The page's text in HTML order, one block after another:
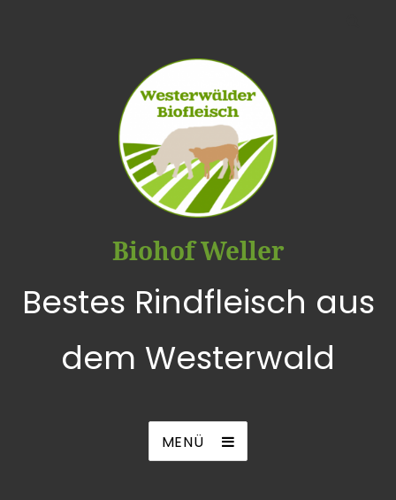
Biohof Weller
Bestes Rindfleisch aus
dem Westerwald
MENÜ